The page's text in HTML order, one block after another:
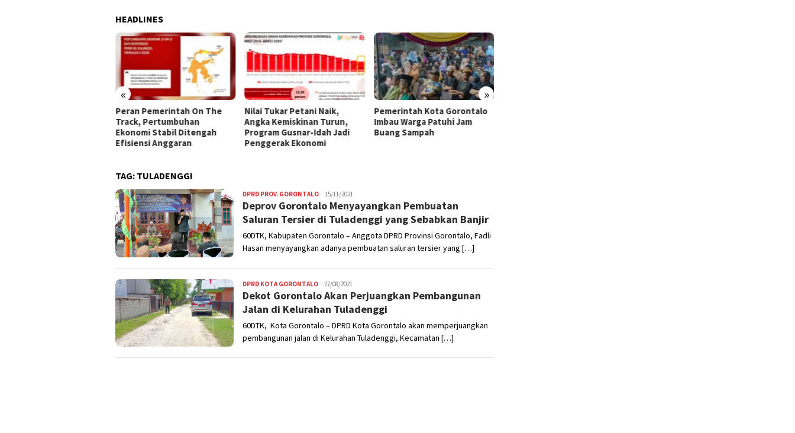
HEADLINES
« »
Peran Pemerintah On The
Track, Pertumbuhan
Ekonomi Stabil Ditengah
Efisiensi Anggaran
Nilai Tukar Petani Naik,
Angka Kemiskinan Turun,
Program Gusnar-Idah Jadi
Penggerak Ekonomi
Pemerintah Kota Gorontalo
Imbau Warga Patuhi Jam
Buang Sampah
TAG: TULADENGGI
DPRD PROV. GORONTALO Hendra
Usman
15/11/2021
Deprov Gorontalo Menyayangkan Pembuatan
Saluran Tersier di Tuladenggi yang Sebabkan Banjir
60DTK, Kabupaten Gorontalo – Anggota DPRD Provinsi Gorontalo, Fadli
Hasan menyayangkan adanya pembuatan saluran tersier yang […]
DPRD KOTA GORONTALO Admin
27/08/2021
Dekot Gorontalo Akan Perjuangkan Pembangunan
Jalan di Kelurahan Tuladenggi
60DTK, Kota Gorontalo – DPRD Kota Gorontalo akan memperjuangkan
pembangunan jalan di Kelurahan Tuladenggi, Kecamatan […]